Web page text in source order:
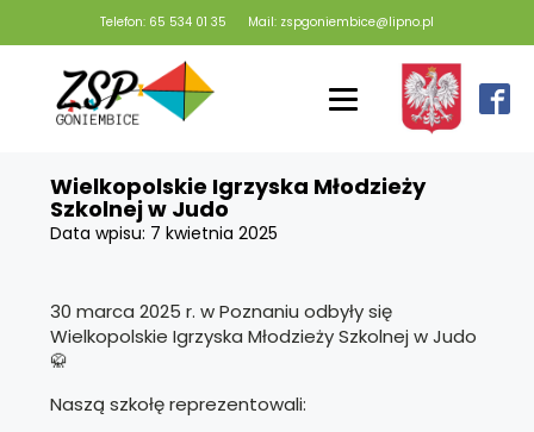
Telefon: 65 534 01 35 Mail: zspgoniembice@lipno.pl
Wielkopolskie Igrzyska Młodzieży
Szkolnej w Judo
Data wpisu: 7 kwietnia 2025
30 marca 2025 r. w Poznaniu odbyły się
Wielkopolskie Igrzyska Młodzieży Szkolnej w Judo
🥋
Naszą szkołę reprezentowali: